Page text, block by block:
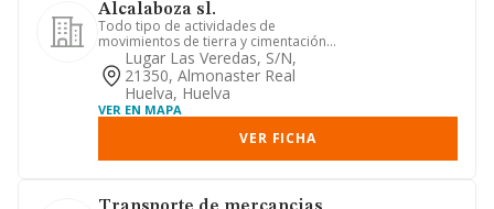
Alcalaboza sl.
Todo tipo de actividades de
movimientos de tierra y cimentación
para cualquier tipo de obra civil, ...
Lugar Las Veredas, S/n,
21350, Almonaster Real
Huelva, Huelva
VER EN MAPA
VER FICHA